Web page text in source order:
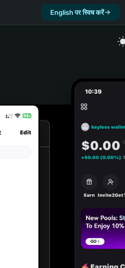
English पर स्विच करें